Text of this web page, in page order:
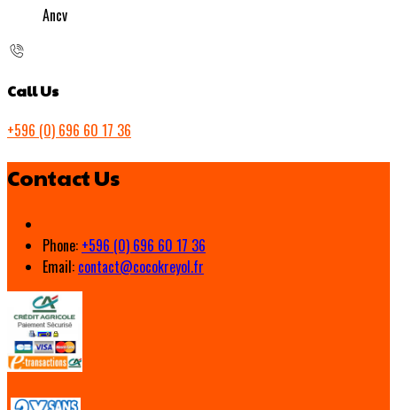
Ancv
Call Us
+596 (0) 696 60 17 36
Contact Us
Phone: +596 (0) 696 60 17 36
Email: contact@cocokreyol.fr